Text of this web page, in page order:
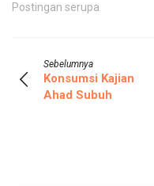
Postingan serupa
Sebelumnya
Konsumsi Kajian
Ahad Subuh